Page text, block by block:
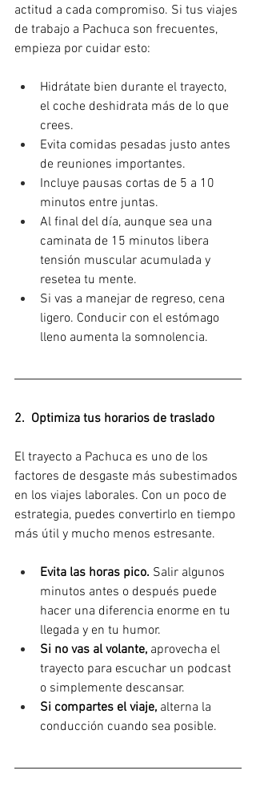
actitud a cada compromiso. Si tus viajes
de trabajo a Pachuca son frecuentes,
empieza por cuidar esto:
Hidrátate bien durante el trayecto,
el coche deshidrata más de lo que
crees.
Evita comidas pesadas justo antes
de reuniones importantes.
Incluye pausas cortas de 5 a 10
minutos entre juntas.
Al final del día, aunque sea una
caminata de 15 minutos libera
tensión muscular acumulada y
resetea tu mente.
Si vas a manejar de regreso, cena
ligero. Conducir con el estómago
lleno aumenta la somnolencia.
2.  Optimiza tus horarios de traslado
El trayecto a Pachuca es uno de los
factores de desgaste más subestimados
en los viajes laborales. Con un poco de
estrategia, puedes convertirlo en tiempo
más útil y mucho menos estresante.
Evita las horas pico. Salir algunos
minutos antes o después puede
hacer una diferencia enorme en tu
llegada y en tu humor.
Si no vas al volante, aprovecha el
trayecto para escuchar un podcast
o simplemente descansar.
Si compartes el viaje, alterna la
conducción cuando sea posible.